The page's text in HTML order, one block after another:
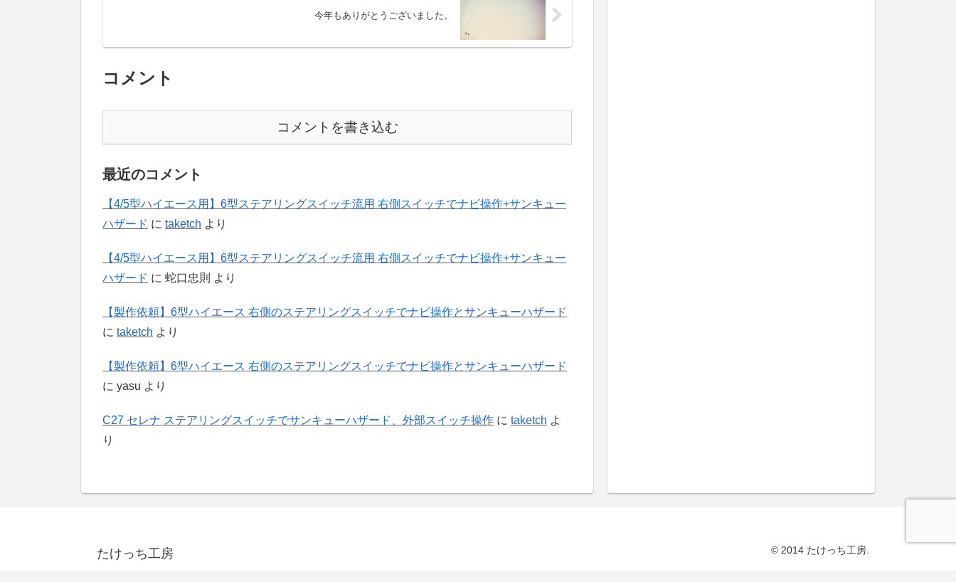
今年もありがとうございました。
コメント
コメントを書き込む
最近のコメント
【4/5型ハイエース用】6型ステアリングスイッチ流用 右側スイッチでナビ操作+サンキュー
ハザード に taketch より
【4/5型ハイエース用】6型ステアリングスイッチ流用 右側スイッチでナビ操作+サンキュー
ハザード に 蛇口忠則 より
【製作依頼】6型ハイエース 右側のステアリングスイッチでナビ操作とサンキューハザード
に taketch より
【製作依頼】6型ハイエース 右側のステアリングスイッチでナビ操作とサンキューハザード
に yasu より
C27 セレナ ステアリングスイッチでサンキューハザード、外部スイッチ操作 に taketch よ
り
たけっち工房 © 2014 たけっち工房.